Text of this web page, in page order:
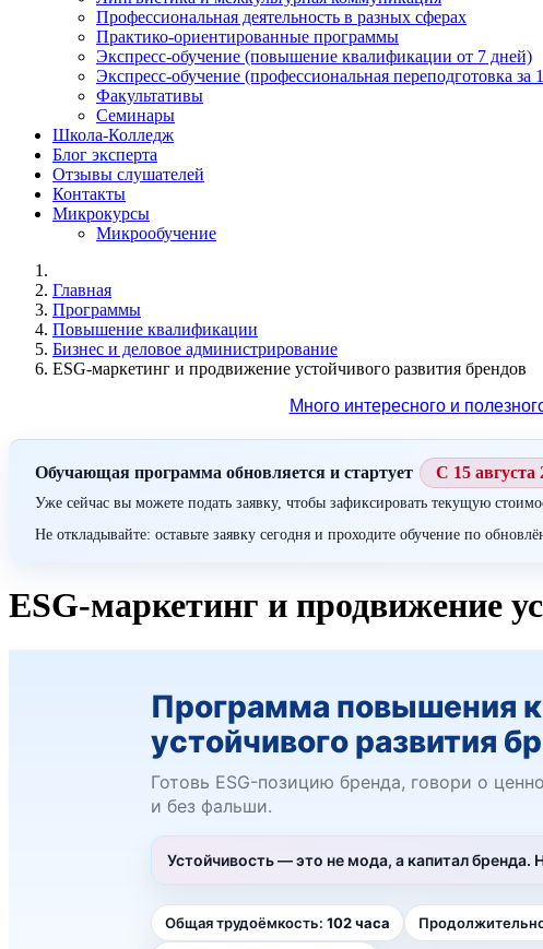
Профессиональная деятельность в разных сферах
Практико-ориентированные программы
Экспресс-обучение (повышение квалификации от 7 дней)
Экспресс-обучение (профессиональная переподготовка за
Факультативы
Семинары
Школа-Колледж
Блог эксперта
Отзывы слушателей
Контакты
Микрокурсы
Микрообучение
Главная
Программы
Повышение квалификации
Бизнес и деловое администрирование
ESG-маркетинг и продвижение устойчивого развития брендов
Много интересного и
Обучающая программа обновляется и стартует С 15 августа
Уже сейчас вы можете подать заявку, чтобы зафиксировать текущую
Не откладывайте: оставьте заявку сегодня и проходите обучение по
ESG-маркетинг и продвижение
Программа повышения
устойчивого развития
Готовь ESG-позицию бренда, говори о
и без фальши.
Устойчивость — это не мода, а капитал бренда.
Общая трудоёмкость: 102 часа